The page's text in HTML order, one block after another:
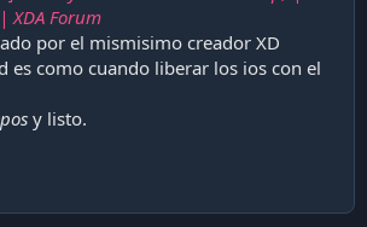
XDA Forum
por el mismisimo creador XD
es como cuando liberar los ios con el
y listo.